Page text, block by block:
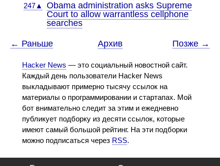
247▲
Obama administration asks Supreme
Court to allow warrantless cellphone
searches
← Раньше Архив Позже →
Hacker News — это социальный новостной сайт.
Каждый день пользователи Hacker News
выкладывают примерно тысячу ссылок на
материалы о программировании и стартапах. Мой
бот внимательно следит за этим и ежедневно
публикует подборку из десяти ссылок, которые
имеют самый большой рейтинг. На эти подборки
можно подписаться через RSS.